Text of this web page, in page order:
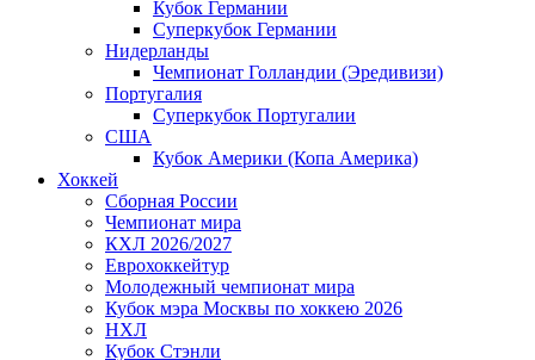
Кубок Германии
Суперкубок Германии
Нидерланды
Чемпионат Голландии (Эредивизи)
Португалия
Суперкубок Португалии
США
Кубок Америки (Копа Америка)
Хоккей
Сборная России
Чемпионат мира
КХЛ 2026/2027
Еврохоккейтур
Молодежный чемпионат мира
Кубок мэра Москвы по хоккею 2026
НХЛ
Кубок Стэнли